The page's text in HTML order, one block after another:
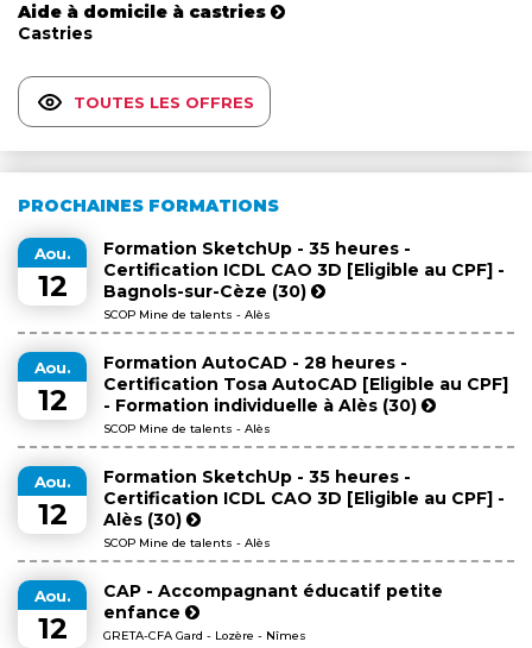
Aide à domicile à castries
Castries
TOUTES LES OFFRES
PROCHAINES FORMATIONS
Aou.
12
Formation SketchUp - 35 heures -
Certification ICDL CAO 3D [Eligible au CPF] -
Bagnols-sur-Cèze (30)
SCOP Mine de talents - Alès
Aou.
12
Formation AutoCAD - 28 heures -
Certification Tosa AutoCAD [Eligible au CPF]
- Formation individuelle à Alès (30)
SCOP Mine de talents - Alès
Aou.
12
Formation SketchUp - 35 heures -
Certification ICDL CAO 3D [Eligible au CPF] -
Alès (30)
SCOP Mine de talents - Alès
Aou.
12
CAP - Accompagnant éducatif petite
enfance
GRETA-CFA Gard - Lozère - Nîmes